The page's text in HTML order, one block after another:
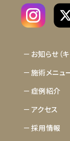
お知らせ（
施術メニュ
症例紹介
アクセス
採用情報